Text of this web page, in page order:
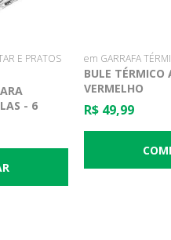
E PRATOS
- 6
em GARRAFA
BULE
VERMELHO
R$ 49,99